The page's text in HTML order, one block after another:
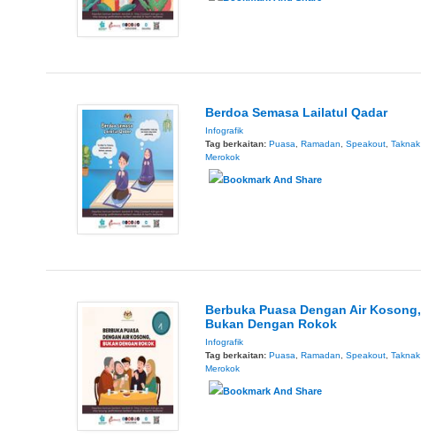
Berdoa Semasa Lailatul Qadar
Infografik
Tag berkaitan: Puasa, Ramadan, Speakout, Taknak
Merokok
Berbuka Puasa Dengan Air Kosong,
Bukan Dengan Rokok
Infografik
Tag berkaitan: Puasa Ramadan Speakout Taknak
Merokok